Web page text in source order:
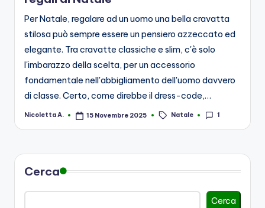
Per Natale, regalare ad un uomo una bella cravatta
stilosa può sempre essere un pensiero azzeccato ed
elegante. Tra cravatte classiche e slim, c'è solo
l'imbarazzo della scelta, per un accessorio
fondamentale nell'abbigliamento dell'uomo davvero
di classe. Certo, come direbbe il dress-code,…
Posted
Nicoletta A. 15 Novembre 2025
Tags: Natale 1
Cerca
Cerca